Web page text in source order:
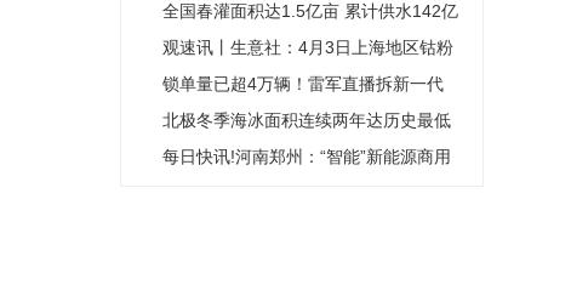
142亿立方米_每
日动态
粉报价趋稳
全国春灌面积达1.5亿亩 累计供水142亿
立方米_每日动态
观速讯丨生意社：4月3日上海地区钴粉
报价趋稳
锁单量已超4万辆！雷军直播拆新一代
SU7，小米汽车“百色计划”正在进行中-
今日报
北极冬季海冰面积连续两年达历史最低
峰值
每日快讯!河南郑州：“智能”新能源商用